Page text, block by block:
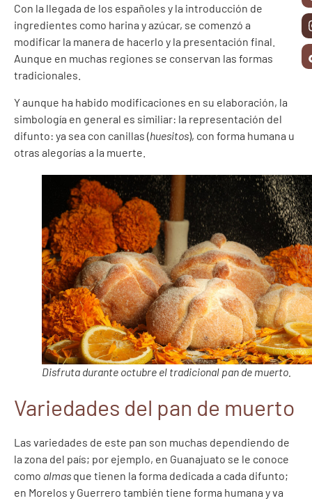
Con la llegada de los españoles y la introducción de
ingredientes como harina y azúcar, se comenzó a
modificar la manera de hacerlo y la presentación final.
Aunque en muchas regiones se conservan las formas
tradicionales.
Y aunque ha habido modificaciones en su elaboración, la
simbología en general es similiar: la representación del
difunto: ya sea con canillas (huesitos), con forma humana u
otras alegorías a la muerte.
Disfruta durante octubre el tradicional pan de muerto.
Variedades del pan de muerto
Las variedades de este pan son muchas dependiendo de
la zona del país; por ejemplo, en Guanajuato se le conoce
como almas que tienen la forma dedicada a cada difunto;
en Morelos y Guerrero también tiene forma humana y va